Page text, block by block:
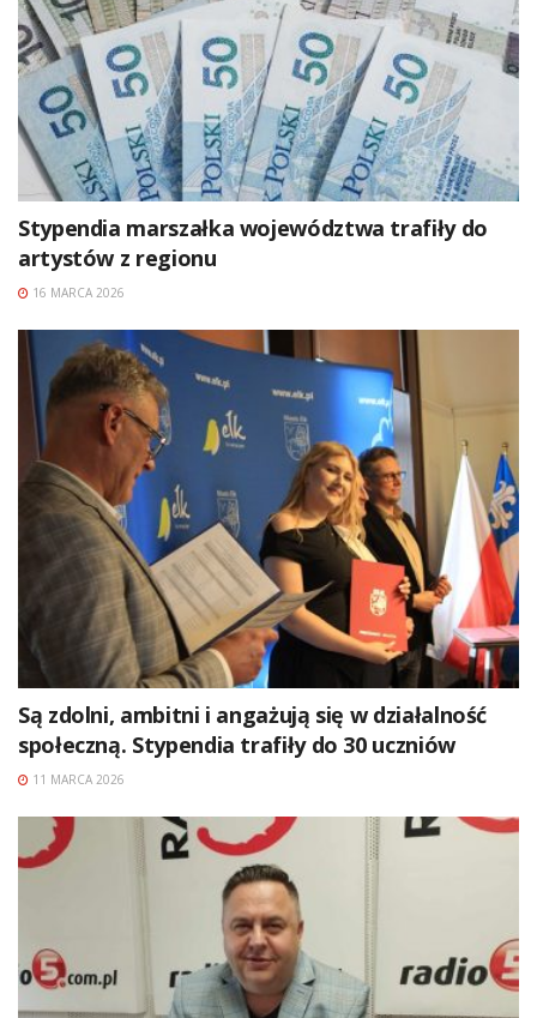
Stypendia marszałka województwa trafiły do
artystów z regionu
16 MARCA 2026
Są zdolni, ambitni i angażują się w działalność
społeczną. Stypendia trafiły do 30 uczniów
11 MARCA 2026